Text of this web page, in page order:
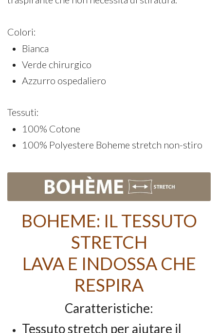
Colori:
Bianca
Verde chirurgico
Azzurro ospedaliero
Tessuti:
100% Cotone
100% Polyestere Boheme stretch non-stiro
BOHEME: IL TESSUTO
STRETCH
LAVA E INDOSSA CHE
RESPIRA
Caratteristiche:
Tessuto stretch per aiutare il